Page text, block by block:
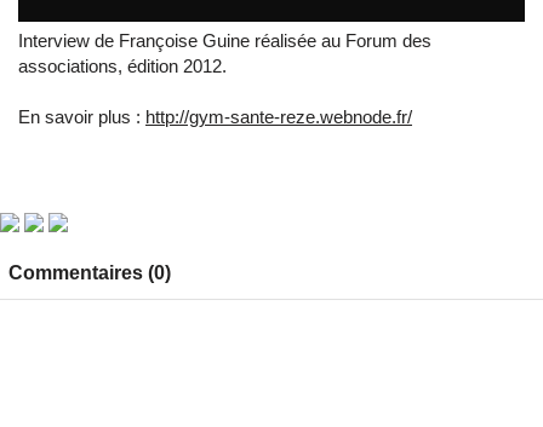
Interview de Françoise Guine réalisée au Forum des
associations, édition 2012.
En savoir plus : http://gym-sante-reze.webnode.fr/
Commentaires (0)